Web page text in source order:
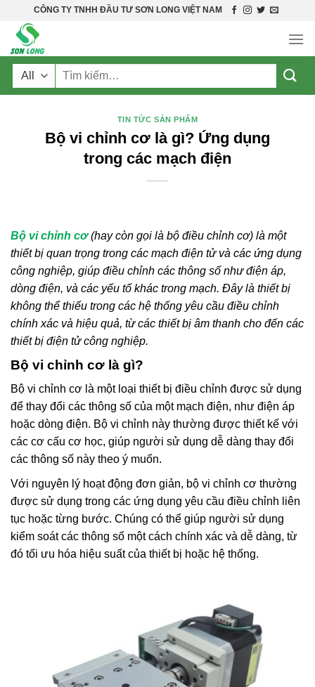
content
CÔNG TY TNHH ĐẦU TƯ SƠN LONG VIỆT NAM
Tìm
TIN TỨC SẢN PHẨM
Bộ vi chỉnh cơ là gì? Ứng dụng
trong các mạch điện
Bộ vi chỉnh cơ(hay còn gọi là bộ điều chỉnh cơ) là một
thiết bị quan trọng trong các mạch điện tử và các ứng dụng
công nghiệp, giúp điều chỉnh các thông số như điện áp,
dòng điện, và các yếu tố khác trong mạch. Đây là thiết bị
không thể thiếu trong các hệ thống yêu cầu điều chỉnh
chính xác và hiệu quả, từ các thiết bị âm thanh cho đến các
thiết bị điện tử công nghiệp.
Bộ vi chỉnh cơ là gì?
Bộ vi chỉnh cơ là một loại thiết bị điều chỉnh được sử dụng
để thay đổi các thông số của một mạch điện, như điện áp
hoặc dòng điện. Bộ vi chỉnh này thường được thiết kế với
các cơ cấu cơ học, giúp người sử dụng dễ dàng thay đổi
các thông số này theo ý muốn.
Với nguyên lý hoạt động đơn giản, bộ vi chỉnh cơ thường
được sử dụng trong các ứng dụng yêu cầu điều chỉnh liên
tục hoặc từng bước. Chúng có thể giúp người sử dụng
kiểm soát các thông số một cách chính xác và dễ dàng, từ
đó tối ưu hóa hiệu suất của thiết bị hoặc hệ thống.